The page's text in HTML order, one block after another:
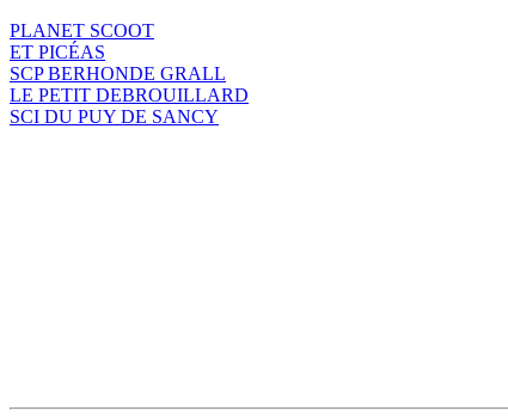
PLANET SCOOT
ET PICÉAS
SCP BERHONDE GRALL
LE PETIT DEBROUILLARD
SCI DU PUY DE SANCY